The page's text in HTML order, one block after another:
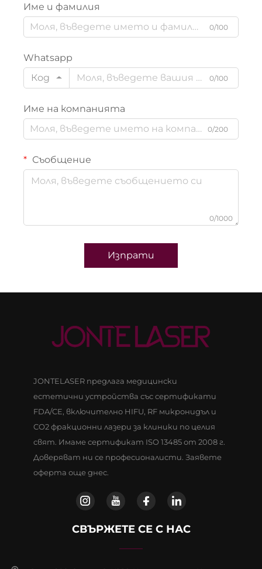
Име и фамилия
0/100
Whatsapp
Код
0/100
Име на компанията
0/200
Съобщение
0/1000
Изпрати
JONTELASER предлага медицински
естетични устройства със сертификати
FDA/CE, включително HIFU, RF микронидъл и
CO2 фракционни лазери за клиники по целия
свят. Имаме сертификат ISO 13485 от 2008 г.
Доверяват ни се професионалисти. Заявете
оферта още днес.
СВЪРЖЕТЕ СЕ С НАС